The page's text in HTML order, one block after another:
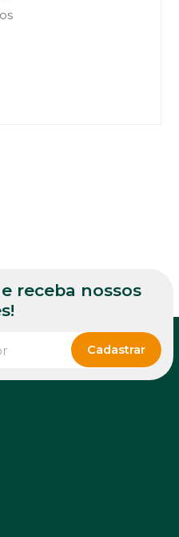
e receba nossos